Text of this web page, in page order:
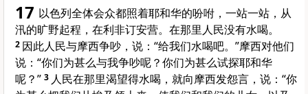
17 以色列全体会众都照着耶和华的吩咐，一站一站，从
汛的旷野起程，在利非订安营。在那里人民没有水喝。
2 因此人民与摩西争吵，说：“给我们水喝吧。”摩西对他们
说：“你们为甚么与我争吵呢？你们为甚么试探耶和华
呢？” 3 人民在那里渴望得水喝，就向摩西发怨言，说：“你